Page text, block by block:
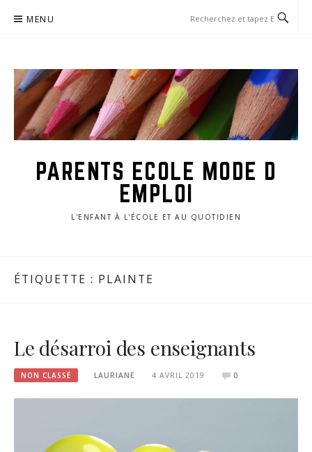
MENU
PARENTS ECOLE MODE D
EMPLOI
L'ENFANT À L'ÉCOLE ET AU QUOTIDIEN
ÉTIQUETTE : PLAINTE
Le désarroi des enseignants
NON CLASSÉ LAURIANE 4 AVRIL 2019 0